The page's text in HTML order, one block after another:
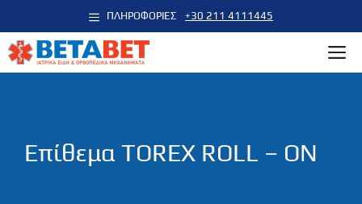
σε
περιεχόμενο
+30 211 4111445
ΠΛΗΡΟΦΟΡΙΕΣ
Επίθεμα TOREX ROLL – ON